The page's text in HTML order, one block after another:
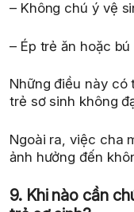
– Không chú ý vệ
– Ép trẻ ăn hoặc
Những điều này
trẻ sơ sinh không
Ngoài ra, việc cha
ảnh hưởng đến
9. Khi nào cần